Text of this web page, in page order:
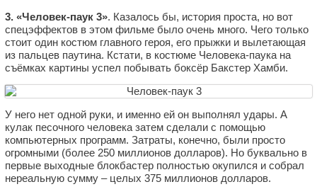
3. «Человек-паук 3». Казалось бы, история проста, но вот
спецэффектов в этом фильме было очень много. Чего только
стоит один костюм главного героя, его прыжки и вылетающая
из пальцев паутина. Кстати, в костюме Человека-паука на
съёмках картины успел побывать боксёр Бакстер Хамби.
У него нет одной руки, и именно ей он выполнял удары. А
кулак песочного человека затем сделали с помощью
компьютерных программ. Затраты, конечно, были просто
огромными (более 250 миллионов долларов). Но буквально в
первые выходные блокбастер полностью окупился и собрал
нереальную сумму – целых 375 миллионов долларов.